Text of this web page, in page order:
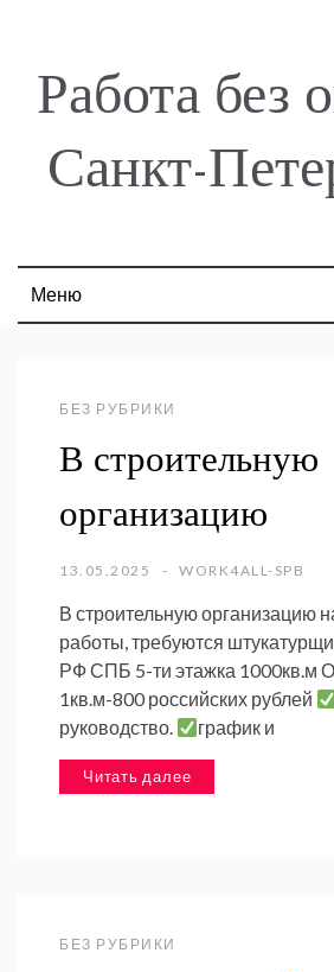
Работа без
Санкт-
Меню
БЕЗ РУБРИКИ
В строительную
организацию
13.05.2025 WORK4ALL-SPB
В строительную организацию
работы, требуются
РФ СПБ 5-ти этажка 1000кв.м
1кв.м-800 российских рублей
руководство.
график и
Читать далее
БЕЗ РУБРИКИ